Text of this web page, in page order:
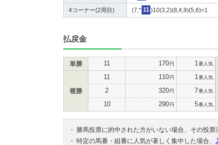
4コーナー(2周目) (7,* 11 )10(3,2)(8,4,9)(5,6)=1
払戻金
単勝 11 170円 1 番人気
複勝
11 110円 1 番人気
2 320円 7番人気
10 290円 5番人気
・
勝馬投票に的中された方がいない場合、その投
・ 特定の馬番・組番に人気が著しく集中した場合、